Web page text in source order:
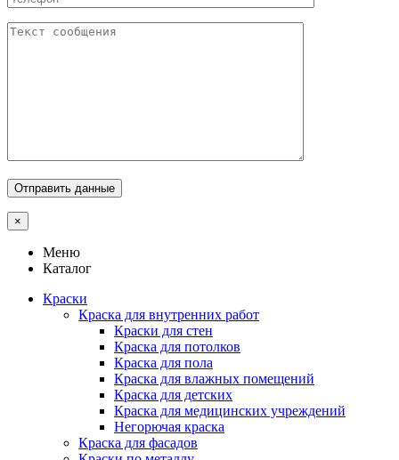
×
Меню
Каталог
Краски
Краска для внутренних работ
Краски для стен
Краска для потолков
Краска для пола
Краска для влажных помещений
Краска для детских
Краска для медицинских учреждений
Негорючая краска
Краска для фасадов